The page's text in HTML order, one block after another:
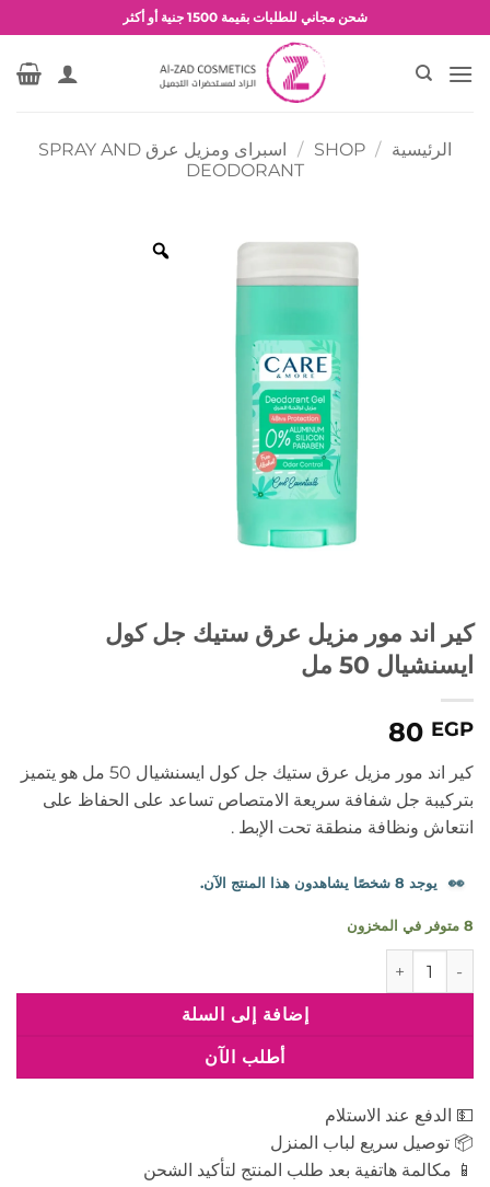
للمحتوى
شحن مجاني للطلبات بقيمة 1500 جنية أو أكثر
عروض وخصومات حصرية
الرئيسية /
SHOP
/
اسبراى ومزيل عرق SPRAY AND
DEODORANT
كير اند مور مزيل عرق ستيك جل كول
ايسنشيال 50 مل
80 EGP
كير اند مور مزيل عرق ستيك جل كول ايسنشيال 50 مل هو يتميز
بتركيبة جل شفافة سريعة الامتصاص تساعد على الحفاظ على
انتعاش ونظافة منطقة تحت الإبط .
👀 يوجد 8 شخصًا يشاهدون هذا المنتج الآن.
8 متوفر في المخزون
كمية كير اند مور مزيل عرق ستيك جل كول ايسنشيال 50 مل
إضافة إلى السلة
أطلب الآن
💵 الدفع عند الاستلام
📦 توصيل سريع لباب المنزل
📱 مكالمة هاتفية بعد طلب المنتج لتأكيد الشحن